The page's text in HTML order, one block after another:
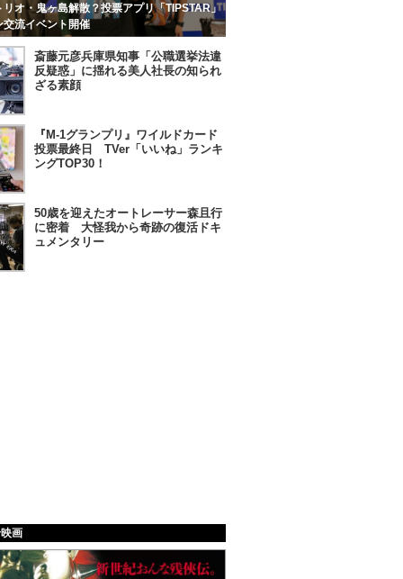
リオ・鬼ヶ島解散？投票アプリ「TIPSTAR」
交流イベント開催
斎藤元彦兵庫県知事「公職選挙法違
反疑惑」に揺れる美人社長の知られ
ざる素顔
『M-1グランプリ』ワイルドカード
投票最終日 TVer「いいね」ランキ
ングTOP30！
50歳を迎えたオートレーサー森且行
に密着 大怪我から奇跡の復活ドキ
ュメンタリー
画